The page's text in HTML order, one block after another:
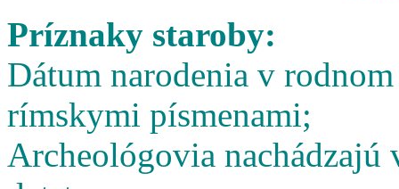
Príznaky staroby:
Dátum narodenia v
rímskymi písmenami;
Archeológovia nachádzajú